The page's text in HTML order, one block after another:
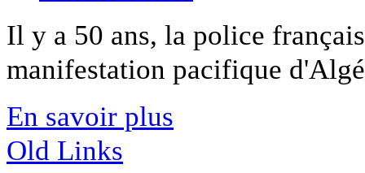
Il y a 50 ans, la police
manifestation pacifique
En savoir plus
Old Links